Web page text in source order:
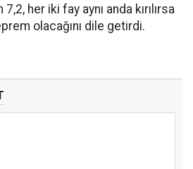
7,2, her iki fay aynı anda kırılırsa
olacağını dile getirdi.